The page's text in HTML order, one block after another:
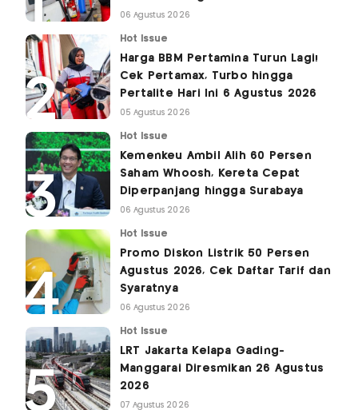
06 Agustus 2026
Hot Issue
Harga BBM Pertamina Turun Lagi!
Cek Pertamax, Turbo hingga
Pertalite Hari Ini 6 Agustus 2026
05 Agustus 2026
Hot Issue
Kemenkeu Ambil Alih 60 Persen
Saham Whoosh, Kereta Cepat
Diperpanjang hingga Surabaya
06 Agustus 2026
Hot Issue
Promo Diskon Listrik 50 Persen
Agustus 2026, Cek Daftar Tarif dan
Syaratnya
06 Agustus 2026
Hot Issue
LRT Jakarta Kelapa Gading-
Manggarai Diresmikan 26 Agustus
2026
07 Agustus 2026